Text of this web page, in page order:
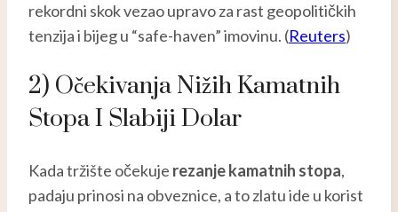
rekordni skok vezao upravo za rast geopolitičkih
tenzija i bijeg u “safe-haven” imovinu. (Reuters)
2) Očekivanja Nižih Kamatnih
Stopa I Slabiji Dolar
Kada tržište očekuje rezanje kamatnih stopa,
padaju prinosi na obveznice, a to zlatu ide u korist